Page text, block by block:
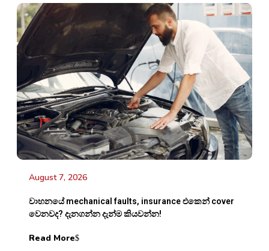
August 7, 2026
වාහනයේ mechanical faults, insurance එකෙන් cover
වෙනවද? දැනගන්න දැන්ම කියවන්න!
Read More